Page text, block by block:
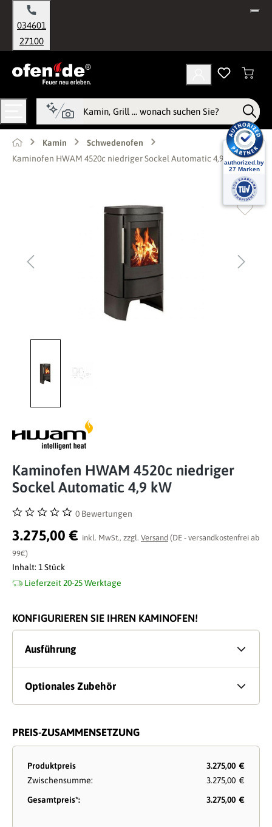
springen
034601
27100
Kamin
Schwedenofen
Kaminofen HWAM 4520c niedriger Sockel Automatic 4,9 kW
Kaminofen HWAM 4520c niedriger
Sockel Automatic 4,9 kW
Durchschnittliche Bewertung von 0 von 5 Sternen
0 Bewertungen
3.275,00 € inkl. MwSt., zzgl. Versand (DE - versandkostenfrei ab
99€)
Inhalt: 1 Stück
Lieferzeit 20-25 Werktage
KONFIGURIEREN SIE IHREN KAMINOFEN!
Ausführung
Optionales Zubehör
PREIS-ZUSAMMENSETZUNG
Produktpreis
3.275,00 €
Zwischensumme:
3.275,00 €
Gesamtpreis*:
3.275,00 €